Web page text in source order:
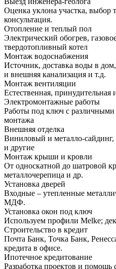
Оценка уклона участка, выбор
консультация.
Отопление и теплый пол
Электрический обогрев,
твердотопливный котел
Монтаж водоснабжения
Источник, доставка воды в
и внешняя канализация и т.д.
Монтаж вентиляции
Естественная,
Электромонтажные работы
Работы под ключ с
монтажа
Внешняя отделка
Виниловый и металло-
и другие
Монтаж крыши и кровли
От односкатной до шатровой
металлочерепица и др.
Установка дверей
Входные – утепленные
МДФ.
Установка окон под ключ
Используем профили Melke;
Строительство в кредит
Почта Банк, Точка Банк,
кредита в офисе.
Ипотечное кредитование
Разработка проектов и